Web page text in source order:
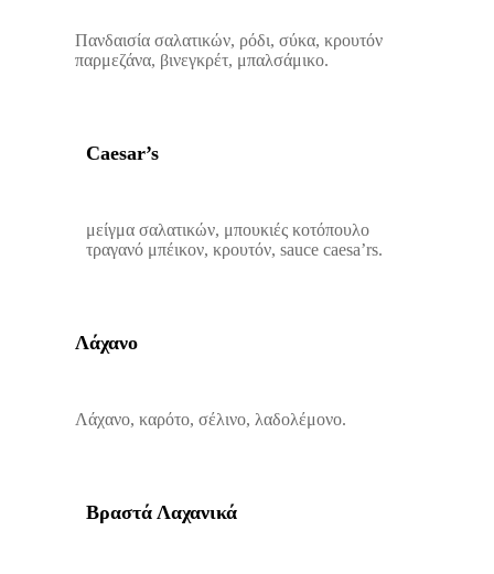
Πανδαισία σαλατικών, ρόδι, σύκα, κρουτόν
παρμεζάνα, βινεγκρέτ, μπαλσάμικο.
Caesar’s
μείγμα σαλατικών, μπουκιές κοτόπουλο
τραγανό μπέικον, κρουτόν, sauce caesa’rs.
Λάχανο
Λάχανο, καρότο, σέλινο, λαδολέμονο.
Bραστά Λαχανικά